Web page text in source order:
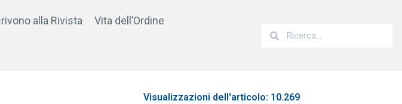
alla Rivista Vita dell’Ordine
Visualizzazioni dell'articolo: 10.269